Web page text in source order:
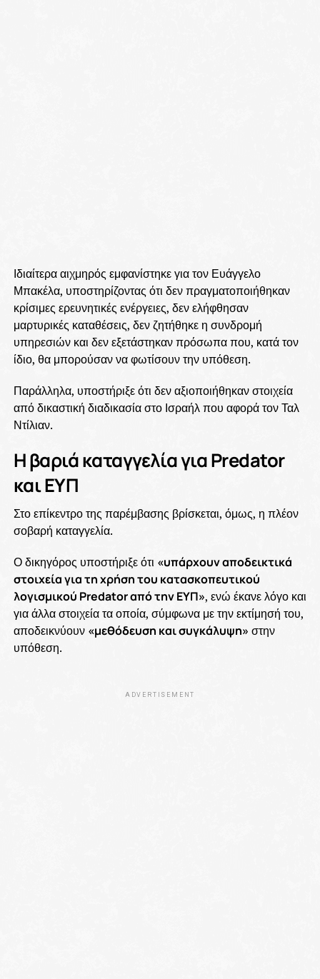
Ιδιαίτερα αιχμηρός εμφανίστηκε για τον Ευάγγελο
Μπακέλα, υποστηρίζοντας ότι δεν πραγματοποιήθηκαν
κρίσιμες ερευνητικές ενέργειες, δεν ελήφθησαν
μαρτυρικές καταθέσεις, δεν ζητήθηκε η συνδρομή
υπηρεσιών και δεν εξετάστηκαν πρόσωπα που, κατά τον
ίδιο, θα μπορούσαν να φωτίσουν την υπόθεση.
Παράλληλα, υποστήριξε ότι δεν αξιοποιήθηκαν στοιχεία
από δικαστική διαδικασία στο Ισραήλ που αφορά τον Ταλ
Ντίλιαν.
Η βαριά καταγγελία για Predator
και ΕΥΠ
Στο επίκεντρο της παρέμβασης βρίσκεται, όμως, η πλέον
σοβαρή καταγγελία.
Ο δικηγόρος υποστήριξε ότι «υπάρχουν αποδεικτικά
στοιχεία για τη χρήση του κατασκοπευτικού
λογισμικού Predator από την ΕΥΠ», ενώ έκανε λόγο και
για άλλα στοιχεία τα οποία, σύμφωνα με την εκτίμησή του,
αποδεικνύουν «μεθόδευση και συγκάλυψη» στην
υπόθεση.
ADVERTISEMENT